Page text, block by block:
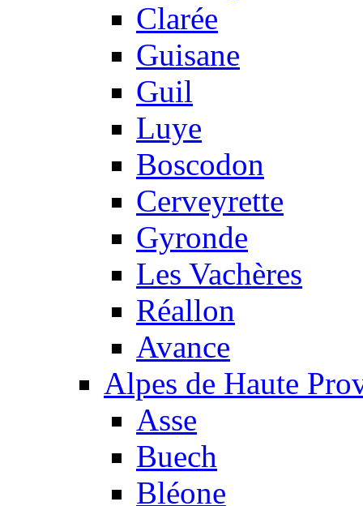
Clarée
Guisane
Guil
Luye
Boscodon
Cerveyrette
Gyronde
Les Vachères
Réallon
Avance
Alpes de Haute
Asse
Buech
Bléone